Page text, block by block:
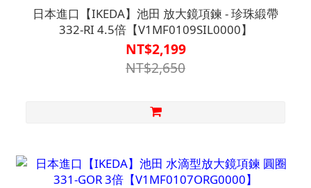
日本進口【IKEDA】池田 放大鏡項鍊 - 珍珠緞帶
332-RI 4.5倍【V1MF0109SIL0000】
NT$2,199
NT$2,650